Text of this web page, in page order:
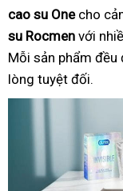
cao su Onecho
su Rocmen với
Mỗi sản phẩm đều
lòng tuyệt đối.